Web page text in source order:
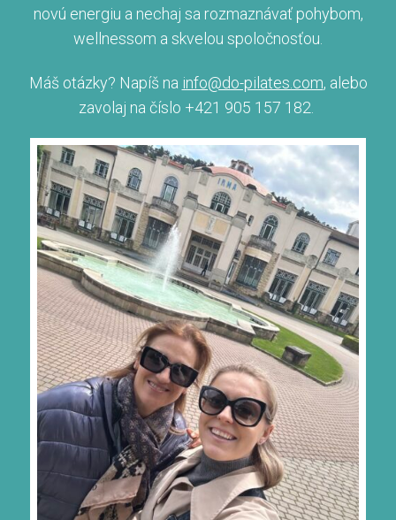
novú energiu a nechaj sa rozmaznávať pohybom,
wellnessom a skvelou spoločnosťou.
Máš otázky? Napíš na info@do-pilates.com, alebo
zavolaj na číslo +421 905 157 182.